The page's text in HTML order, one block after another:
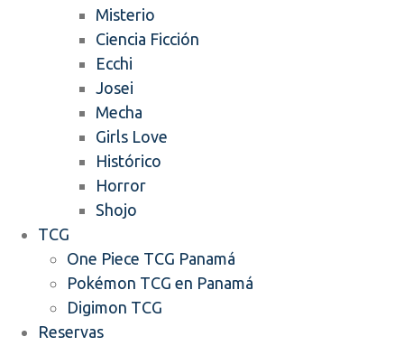
Misterio
Ciencia Ficción
Ecchi
Josei
Mecha
Girls Love
Histórico
Horror
Shojo
TCG
One Piece TCG Panamá
Pokémon TCG en Panamá
Digimon TCG
Reservas